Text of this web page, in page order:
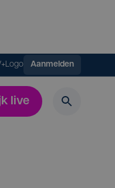
Logo Aanmelden
live